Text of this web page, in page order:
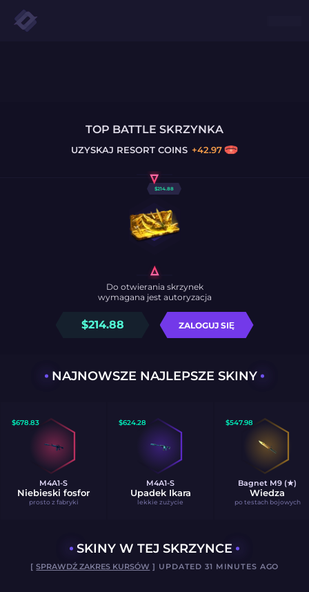
TOP BATTLE SKRZYNKA
UZYSKAJ RESORT COINS +42.97
$214.88
$214.88 ZALOGUJ SIĘ
Do otwierania skrzynek
wymagana jest autoryzacja
NAJNOWSZE NAJLEPSZE SKINY
$678.83
M4A1-S
Niebieski fosfor
prosto z fabryki
$624.28
M4A1-S
Upadek Ikara
lekkie zużycie
$547.98
Bagnet M9 (★)
Wiedza
po testach bojowych
SKINY W TEJ SKRZYNCE
[SPRAWDŹ ZAKRES KURSÓW ] UPDATED 31 MINUTES AGO